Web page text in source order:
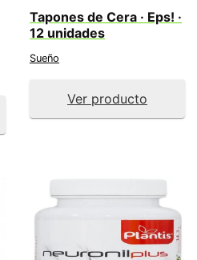
Tapones de Cera · Eps! ·
12 unidades
Sueño
Ver producto